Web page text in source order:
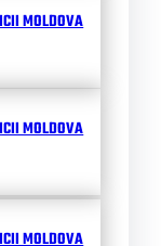
MOLDOVA
MOLDOVA
MOLDOVA